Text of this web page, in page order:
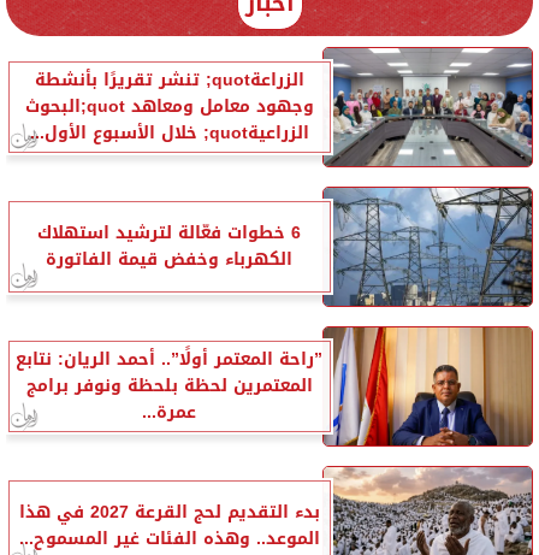
الزراعةquot; تنشر تقريرًا بأنشطة
وجهود معامل ومعاهد quot;البحوث
الزراعيةquot; خلال الأسبوع الأول...
6 خطوات فعّالة لترشيد استهلاك
الكهرباء وخفض قيمة الفاتورة
”راحة المعتمر أولًا”.. أحمد الريان: نتابع
المعتمرين لحظة بلحظة ونوفر برامج
عمرة...
بدء التقديم لحج القرعة 2027 في هذا
الموعد.. وهذه الفئات غير المسموح...